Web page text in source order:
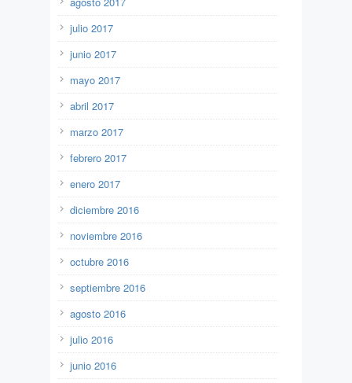
julio 2017
junio 2017
mayo 2017
abril 2017
marzo 2017
febrero 2017
enero 2017
diciembre 2016
noviembre 2016
octubre 2016
septiembre 2016
agosto 2016
julio 2016
junio 2016